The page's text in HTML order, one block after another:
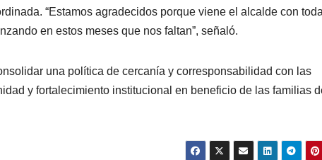
“Estamos agradecidos porque viene el alcalde con
en estos meses que nos faltan”, señaló.
una política de cercanía y corresponsabilidad con las
y fortalecimiento institucional en beneficio de las familias